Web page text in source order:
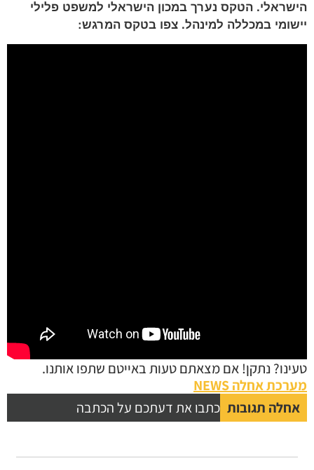
הישראלי. הטקס נערך במכון הישראלי למשפט פלילי
יישומי במכללה למינהל. צפו בטקס המרגש:
טעינו? נתקן! אם מצאתם טעות באייטם שתפו אותנו.
מערכת אחלה NEWS
אחלה תגובות כתבו את דעתכם על הכתבה